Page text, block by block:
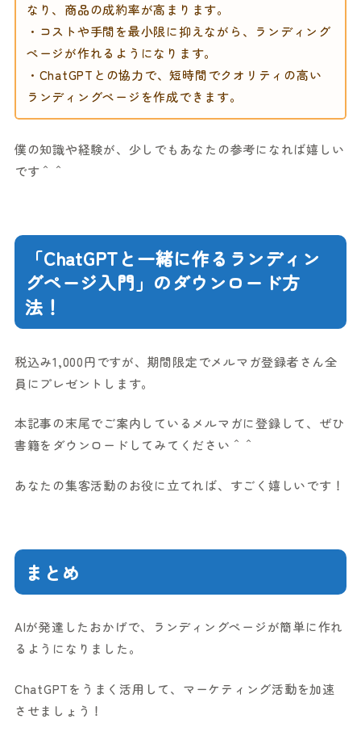
なり、商品の成約率が高まります。
・コストや手間を最小限に抑えながら、ランディング
ページが作れるようになります。
・ChatGPTとの協力で、短時間でクオリティの高い
ランディングページを作成できます。
僕の知識や経験が、少しでもあなたの参考になれば嬉しい
です＾＾
「ChatGPTと一緒に作るランディン
グページ入門」のダウンロード方
法！
税込み1,000円ですが、期間限定でメルマガ登録者さん全
員にプレゼントします。
本記事の末尾でご案内しているメルマガに登録して、ぜひ
書籍をダウンロードしてみてください＾＾
あなたの集客活動のお役に立てれば、すごく嬉しいです！
まとめ
AIが発達したおかげで、ランディングページが簡単に作れ
るようになりました。
ChatGPTをうまく活用して、マーケティング活動を加速
させましょう！